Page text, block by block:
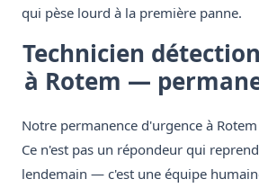
qui pèse lourd à la première panne.
Technicien
à Rotem —
Notre permanence d'urgence à
Ce n'est pas un répondeur qui
lendemain — c'est une équipe